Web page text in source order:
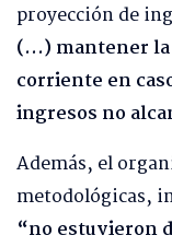
proyección de
(…) mantener la
corriente en
ingresos no
Además, el
metodológicas,
“no estuvieron